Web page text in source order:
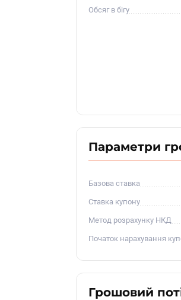
Обсяг в бігу
Параметри
Базова ставка
Ставка купону
Метод розрахунку НКД
Початок нарахування
Грошовий